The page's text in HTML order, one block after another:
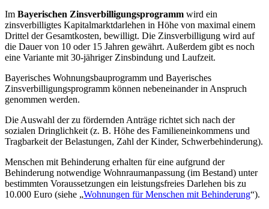
Im Bayerischen Zinsverbilligungsprogramm wird ein
zinsverbilligtes Kapitalmarktdarlehen in Höhe von maximal einem
Drittel der Gesamtkosten, bewilligt. Die Zinsverbilligung wird auf
die Dauer von 10 oder 15 Jahren gewährt. Außerdem gibt es noch
eine Variante mit 30-jähriger Zinsbindung und Laufzeit.
Bayerisches Wohnungsbauprogramm und Bayerisches
Zinsverbilligungsprogramm können nebeneinander in Anspruch
genommen werden.
Die Auswahl der zu fördernden Anträge richtet sich nach der
sozialen Dringlichkeit (z. B. Höhe des Familieneinkommens und
Tragbarkeit der Belastungen, Zahl der Kinder, Schwerbehinderung).
Menschen mit Behinderung erhalten für eine aufgrund der
Behinderung notwendige Wohnraumanpassung (im Bestand) unter
bestimmten Voraussetzungen ein leistungsfreies Darlehen bis zu
10.000 Euro (siehe „Wohnungen für Menschen mit Behinderung“).